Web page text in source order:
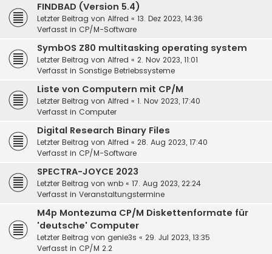
FINDBAD (Version 5.4)
Letzter Beitrag von Alfred « 13. Dez 2023, 14:36
Verfasst in CP/M-Software
SymbOS Z80 multitasking operating system
Letzter Beitrag von Alfred « 2. Nov 2023, 11:01
Verfasst in Sonstige Betriebssysteme
Liste von Computern mit CP/M
Letzter Beitrag von Alfred « 1. Nov 2023, 17:40
Verfasst in Computer
Digital Research Binary Files
Letzter Beitrag von Alfred « 28. Aug 2023, 17:40
Verfasst in CP/M-Software
SPECTRA-JOYCE 2023
Letzter Beitrag von wnb « 17. Aug 2023, 22:24
Verfasst in Veranstaltungstermine
M4p Montezuma CP/M Diskettenformate für
'deutsche' Computer
Letzter Beitrag von genie3s « 29. Jul 2023, 13:35
Verfasst in CP/M 2.2